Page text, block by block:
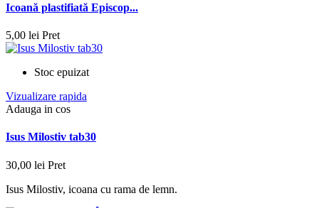
Icoană plastifiată Episcop...
5,00 lei Pret
Stoc epuizat
Vizualizare rapida
Adauga in cos
Isus Milostiv tab30
30,00 lei Pret
Isus Milostiv, icoana cu rama de lemn.